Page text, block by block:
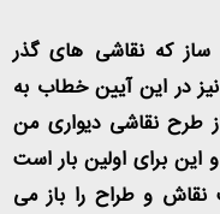
که نقاشی های گذر
در این آیین خطاب به
طرح نقاشی دیواری من
این برای اولین بار است
و طراح را باز می